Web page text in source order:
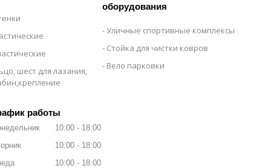
шест для лазания,
оборудования
Уличные спортивные комплексы
Стойка для чистки ковров
Вело парковки
работы
10:00
18:00
10:00
18:00
10:00
18:00